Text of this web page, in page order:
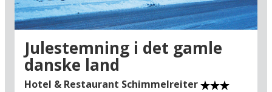
Vadehavet.
Julestemning i det gamle
danske land
Hotel & Restaurant Schimmelreiter